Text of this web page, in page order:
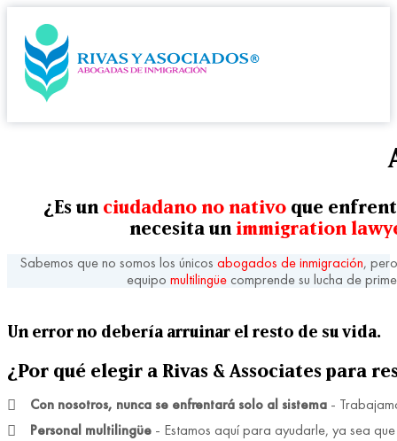
¿Es un ciudadano no nativoque
necesita un immigration
Sabemos que no somos los únicos abogados de inmigración,
equipo multilingüecomprende su lucha de
Un error no debería arruinar el resto de su vida.
¿Por qué elegir a Rivas & Associates para
Con nosotros, nunca se enfrentará solo al sistema -
Personal multilingüe - Estamos aquí para ayudarle, ya sea